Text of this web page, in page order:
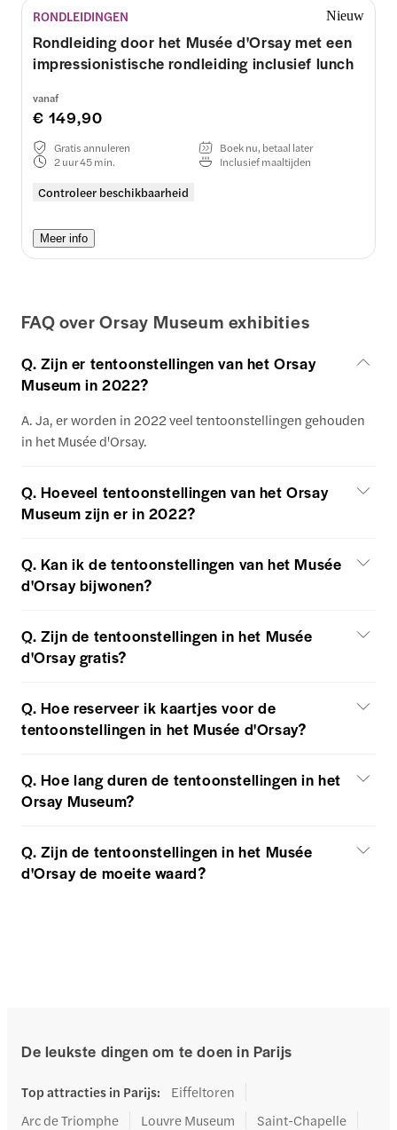
RONDLEIDINGEN Nieuw
Rondleiding door het Musée d'Orsay met een
impressionistische rondleiding inclusief lunch
vanaf
€ 149,90
Controleer beschikbaarheid
Gratis annuleren
Boek nu, betaal later
2 uur 45 min.
Inclusief maaltijden
Meer info
FAQ over Orsay Museum exhibities
Q. Zijn er tentoonstellingen van het Orsay
Museum in 2022?
A. Ja, er worden in 2022 veel tentoonstellingen gehouden
in het Musée d'Orsay.
Q. Hoeveel tentoonstellingen van het Orsay
Museum zijn er in 2022?
Q. Kan ik de tentoonstellingen van het Musée
d'Orsay bijwonen?
Q. Zijn de tentoonstellingen in het Musée
d'Orsay gratis?
Q. Hoe reserveer ik kaartjes voor de
tentoonstellingen in het Musée d'Orsay?
Q. Hoe lang duren de tentoonstellingen in het
Orsay Museum?
Q. Zijn de tentoonstellingen in het Musée
d'Orsay de moeite waard?
De leukste dingen om te doen in Parijs
Top attracties in Parijs:
Eiffeltoren
Arc de Triomphe
Louvre Museum
Saint-Chapelle